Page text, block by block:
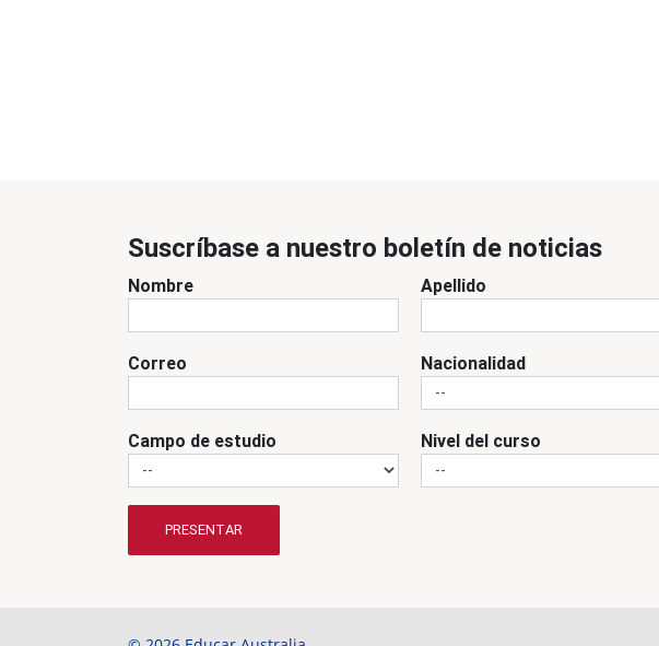
Suscríbase a nuestro boletín de noticias
Nombre Apellido
Correo Nacionalidad
Campo de estudio Nivel del curso
PRESENTAR